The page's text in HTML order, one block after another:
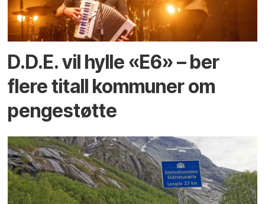
D.D.E. vil hylle «E6» – ber
flere titall kommuner om
pengestøtte